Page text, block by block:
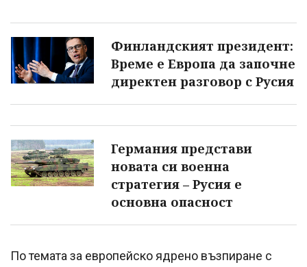
Финландският президент:
Време е Европа да започне
директен разговор с Русия
Германия представи
новата си военна
стратегия – Русия е
основна опасност
По темата за европейско ядрено възпиране с